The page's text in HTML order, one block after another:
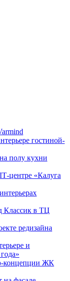
гостиной-
полу кухни
центре «Калуга
Классик в ТЦ
редизайна
и
концепции ЖК